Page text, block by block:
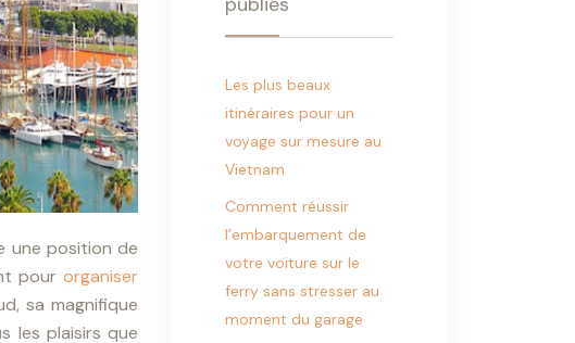
une position de
pour organiser
sa magnifique
les plaisirs que
Les plus beaux
itinéraires pour un
voyage sur mesure au
Vietnam
Comment réussir
l’embarquement de
votre voiture sur le
ferry sans stresser au
moment du garage